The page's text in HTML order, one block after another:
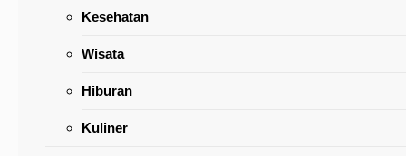
Kesehatan
Wisata
Hiburan
Kuliner